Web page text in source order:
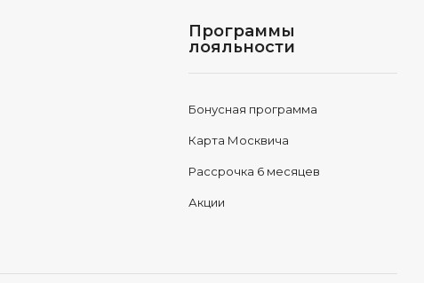
Программы
лояльности
Бонусная программа
Карта Москвича
Рассрочка 6 месяцев
Акции